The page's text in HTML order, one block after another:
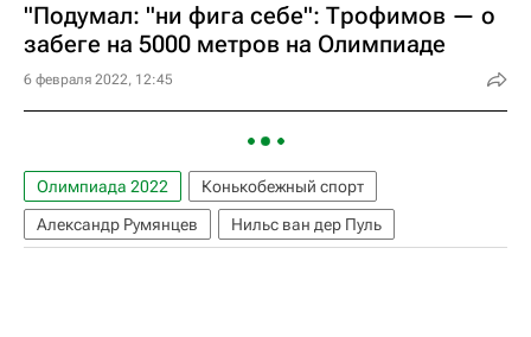
"Подумал: "ни фига себе": Трофимов — о
забеге на 5000 метров на Олимпиаде
6 февраля 2022, 12:45
Олимпиада 2022
Конькобежный спорт
Александр Румянцев
Нильс ван дер Пуль